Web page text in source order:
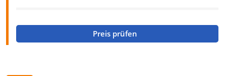
Preis prüfen